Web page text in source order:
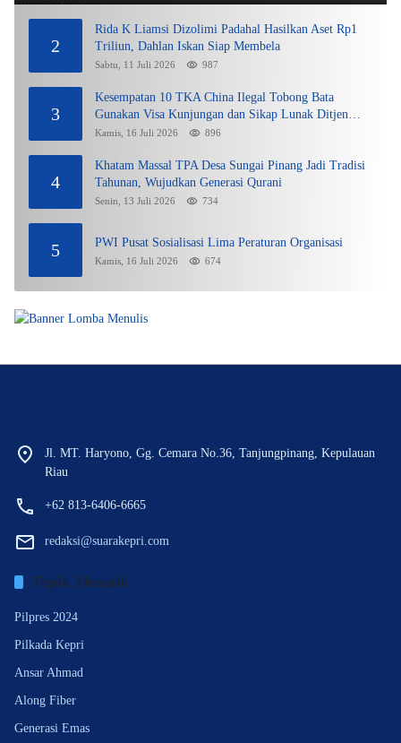
2
Rida K Liamsi Dizolimi Padahal Hasilkan Aset Rp1
Triliun, Dahlan Iskan Siap Membela
Sabtu, 11 Juli 2026 987
3
Kesempatan 10 TKA China Ilegal Tobong Bata
Gunakan Visa Kunjungan dan Sikap Lunak Ditjen
Imigrasi Kepri?
Kamis, 16 Juli 2026 896
4
Khatam Massal TPA Desa Sungai Pinang Jadi Tradisi
Tahunan, Wujudkan Generasi Qurani
Senin, 13 Juli 2026 734
5 PWI Pusat Sosialisasi Lima Peraturan Organisasi
Kamis, 16 Juli 2026 674
Jl. MT. Haryono, Gg. Cemara No.36, Tanjungpinang, Kepulauan
Riau
+62 813-6406-6665
redaksi@suarakepri.com
Topik Menarik
Pilpres 2024
Pilkada Kepri
Ansar Ahmad
Along Fiber
Generasi Emas